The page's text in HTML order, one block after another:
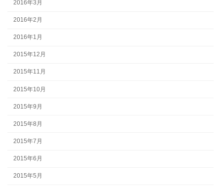
2016年3月
2016年2月
2016年1月
2015年12月
2015年11月
2015年10月
2015年9月
2015年8月
2015年7月
2015年6月
2015年5月